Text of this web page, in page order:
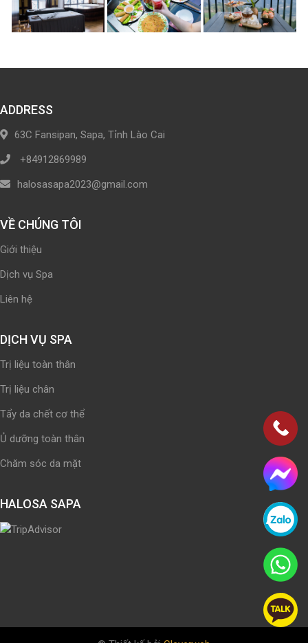
ADDRESS
63C Fansipan, Sapa, Tỉnh Lào Cai
+84912869989
halosasapa2023@gmail.com
VỀ CHÚNG TÔI
Giới thiệu
Dịch vụ Spa
Liên hệ
DỊCH VỤ SPA
Trị liệu toàn thân
Trị liệu chân
Tẩy da chết cơ thể
Ủ dưỡng toàn thân
Chăm sóc da mặt
HALOSA SAPA